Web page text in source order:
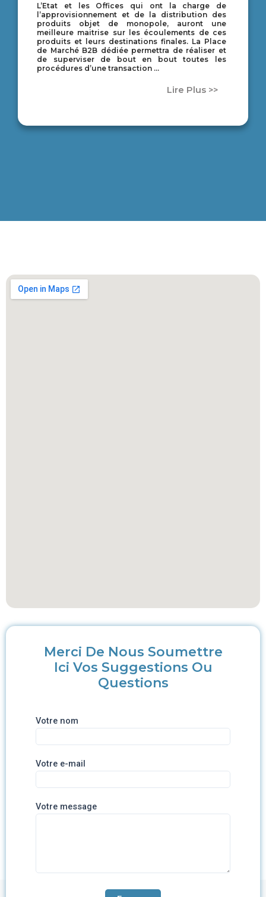
L’Etat et les Offices qui ont la charge de
l’approvisionnement et de la distribution des
produits objet de monopole, auront une
meilleure maitrise sur les écoulements de ces
produits et leurs destinations finales. La Place
de Marché B2B dédiée permettra de réaliser et
de superviser de bout en bout toutes les
procédures d’une transaction …
Lire Plus >>
Merci De Nous Soumettre
Ici Vos Suggestions Ou
Questions
Votre nom
Votre e-mail
Votre message